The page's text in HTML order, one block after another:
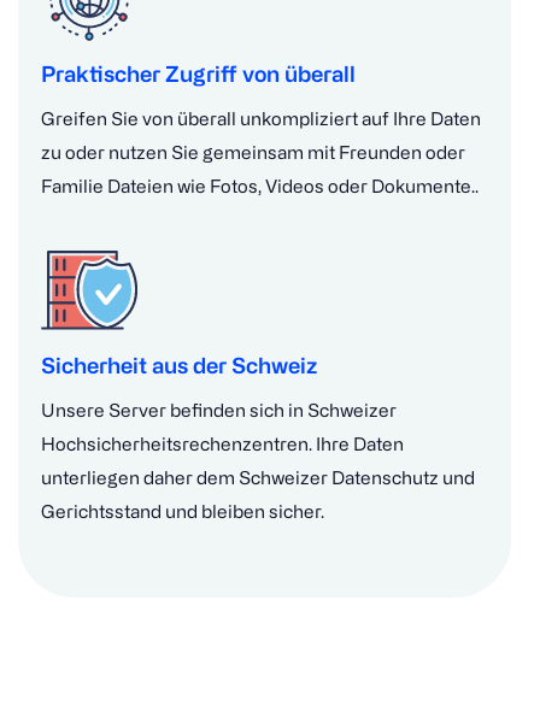
Praktischer Zugriff von überall
Greifen Sie von überall unkompliziert auf Ihre Daten
zu oder nutzen Sie gemeinsam mit Freunden oder
Familie Dateien wie Fotos, Videos oder Dokumente..
Sicherheit aus der Schweiz
Unsere Server befinden sich in Schweizer
Hochsicherheitsrechenzentren. Ihre Daten
unterliegen daher dem Schweizer Datenschutz und
Gerichtsstand und bleiben sicher.